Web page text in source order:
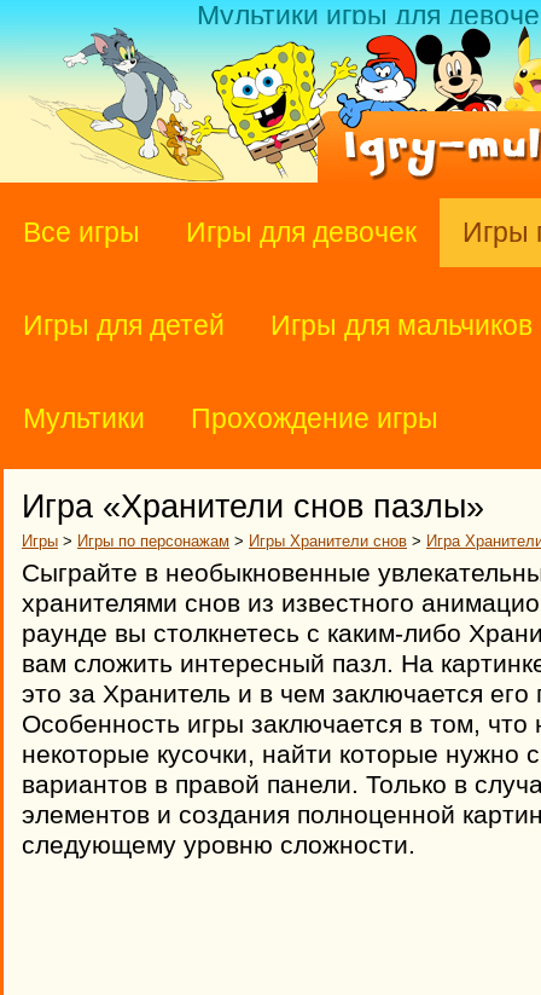
Мультики игры для
Все игры Игры для девочек Игры
Игры для детей Игры для мальчиков
Мультики Прохождение игры
Игра «Хранители снов пазлы»
Игры > Игры по персонажам > Игры Хранители снов > Игра
Сыграйте в необыкновенные
хранителями снов из известного
раунде вы столкнетесь с каким-либо
вам сложить интересный пазл. На
это за Хранитель и в чем заключается
Особенность игры заключается в том, что
некоторые кусочки, найти которые нужно
вариантов в правой панели. Только в
элементов и создания полноценной
следующему уровню сложности.